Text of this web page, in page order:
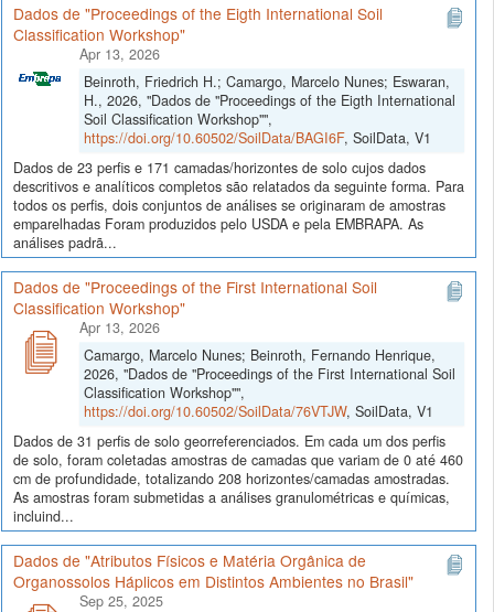
Dados de "Proceedings of the Eigth International Soil
Classification Workshop"
Apr 13, 2026
Beinroth, Friedrich H.; Camargo, Marcelo Nunes; Eswaran,
H., 2026, "Dados de "Proceedings of the Eigth International
Soil Classification Workshop"",
https://doi.org/10.60502/SoilData/BAGI6F, SoilData, V1
Dados de 23 perfis e 171 camadas/horizontes de solo cujos dados
descritivos e analíticos completos são relatados da seguinte forma. Para
todos os perfis, dois conjuntos de análises se originaram de amostras
emparelhadas Foram produzidos pelo USDA e pela EMBRAPA. As
análises padrã...
Dados de "Proceedings of the First International Soil
Classification Workshop"
Apr 13, 2026
Camargo, Marcelo Nunes; Beinroth, Fernando Henrique,
2026, "Dados de "Proceedings of the First International Soil
Classification Workshop"",
https://doi.org/10.60502/SoilData/76VTJW, SoilData, V1
Dados de 31 perfis de solo georreferenciados. Em cada um dos perfis
de solo, foram coletadas amostras de camadas que variam de 0 até 460
cm de profundidade, totalizando 208 horizontes/camadas amostradas.
As amostras foram submetidas a análises granulométricas e químicas,
incluind...
Dados de "Atributos Físicos e Matéria Orgânica de
Organossolos Háplicos em Distintos Ambientes no Brasil"
Sep 25, 2025